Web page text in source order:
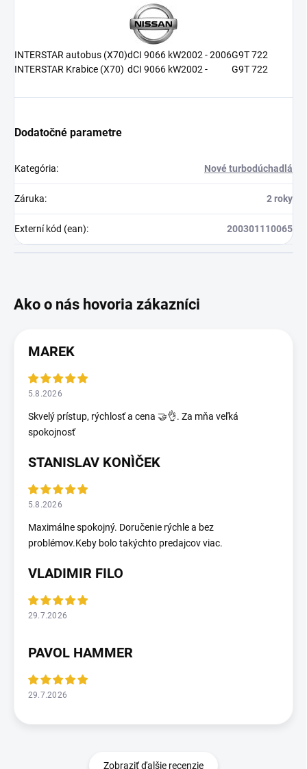
INTERSTAR autobus (X70)dCI 9066 kW2002 - 2006G9T 722
INTERSTAR Krabice (X70) dCI 9066 kW2002 - G9T 722
Dodatočné parametre
Kategória: Nové turbodúchadlá
Záruka: 2 roky
Externí kód (ean): 200301110065
MAREK
5.8.2026
Skvelý prístup, rýchlosť a cena 🤝👌. Za mňa veľká
spokojnosť
STANISLAV KONÌČEK
5.8.2026
Maximálne spokojný. Doručenie rýchle a bez
problémov.Keby bolo takýchto predajcov viac.
VLADIMIR FILO
29.7.2026
PAVOL HAMMER
29.7.2026
Zobraziť ďalšie recenzie